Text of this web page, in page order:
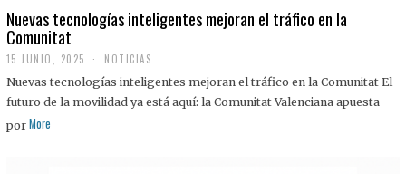
Nuevas tecnologías inteligentes mejoran el tráfico en la
Comunitat
15 JUNIO, 2025 NOTICIAS
Nuevas tecnologías inteligentes mejoran el tráfico en la Comunitat El
futuro de la movilidad ya está aquí: la Comunitat Valenciana apuesta
por More